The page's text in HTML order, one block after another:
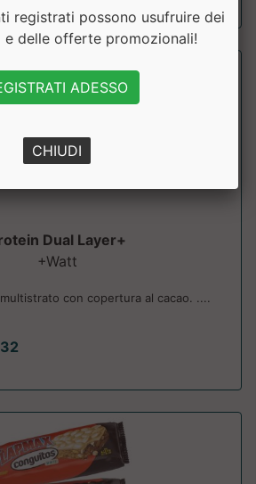
Dual Layer+
+Watt
con copertura al cacao. ....
registrati possono usufruire dei
e delle offerte promozionali!
ADESSO
CHIUDI